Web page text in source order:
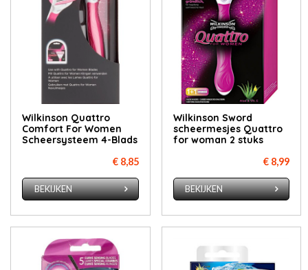
Wilkinson Quattro
Comfort For Women
Scheersysteem 4-Blads
€ 8,85
BEKIJKEN
Wil­k­in­son Sword
scheer­mes­jes Quat­tro
for wo­man 2 stuks
€ 8,99
BEKIJKEN